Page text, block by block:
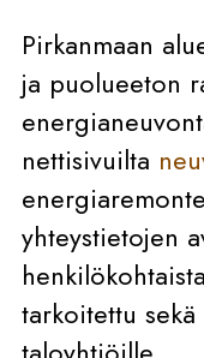
Pirkanmaan
ja puolueeton
nettisivuilta
yhteystietojen
tarkoitettu